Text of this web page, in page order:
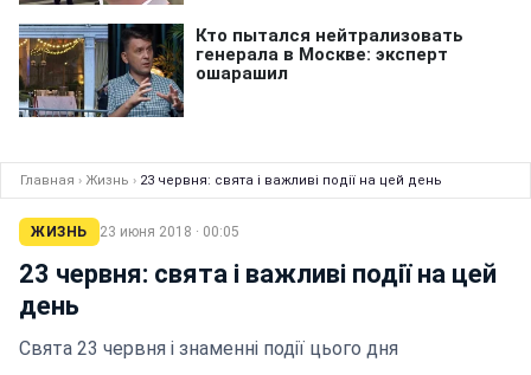
Главная › Жизнь › 23 червня: свята і важливі події на цей день
ЖИЗНЬ 23 июня 2018 · 00:05
23 червня: свята і важливі події на цей
день
Свята 23 червня і знаменні події цього дня